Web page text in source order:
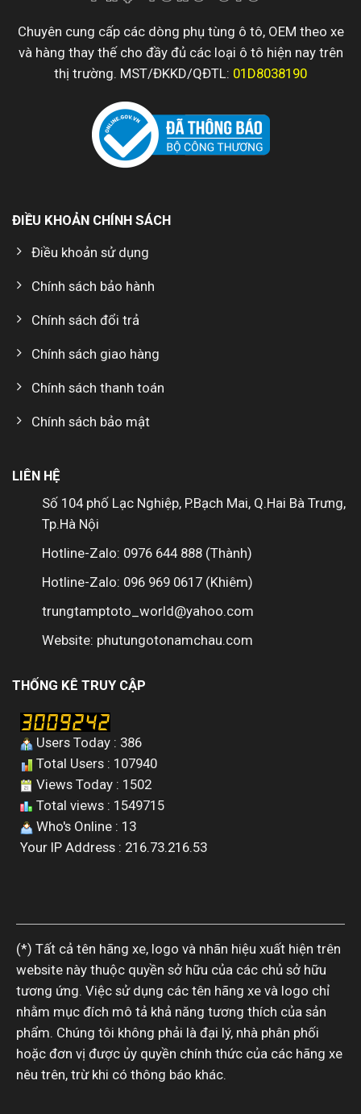
Chuyên cung cấp các dòng phụ tùng ô tô, OEM theo xe
và hàng thay thế cho đầy đủ các loại ô tô hiện nay trên
thị trường. MST/ĐKKD/QĐTL: 01D8038190
ĐIỀU KHOẢN CHÍNH SÁCH
Điều khoản sử dụng
Chính sách bảo hành
Chính sách đổi trả
Chính sách giao hàng
Chính sách thanh toán
Chính sách bảo mật
LIÊN HỆ
Số 104 phố Lạc Nghiệp, P.Bạch Mai, Q.Hai Bà Trưng,
Tp.Hà Nội
Hotline-Zalo: 0976 644 888 (Thành)
Hotline-Zalo: 096 969 0617 (Khiêm)
trungtamptoto_world@yahoo.com
Website: phutungotonamchau.com
THỐNG KÊ TRUY CẬP
Users Today : 386
Total Users : 107940
Views Today : 1502
Total views : 1549715
Who's Online : 13
Your IP Address : 216.73.216.53
(*) Tất cả tên hãng xe, logo và nhãn hiệu xuất hiện trên
website này thuộc quyền sở hữu của các chủ sở hữu
tương ứng. Việc sử dụng các tên hãng xe và logo chỉ
nhằm mục đích mô tả khả năng tương thích của sản
phẩm. Chúng tôi không phải là đại lý, nhà phân phối
hoặc đơn vị được ủy quyền chính thức của các hãng xe
nêu trên, trừ khi có thông báo khác.